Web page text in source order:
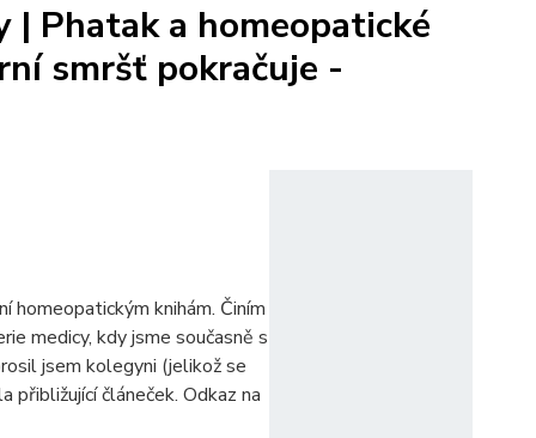
Phatak a homeopatické
smršť pokračuje -
homeopatickým knihám. Činím
medicy, kdy jsme současně s
jsem kolegyni (jelikož se
přibližující článeček. Odkaz na